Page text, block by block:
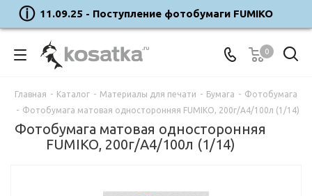
11.09.25 - Поступление фотобумаги FUMIKO
0
Главная - Каталог - Материалы для печати - Бумага - Фотобумага
- Фотобумага матовая односторонняя FUMIKO, 200г/А4/100л (1/14)
Фотобумага матовая односторонняя
FUMIKO, 200г/А4/100л (1/14)